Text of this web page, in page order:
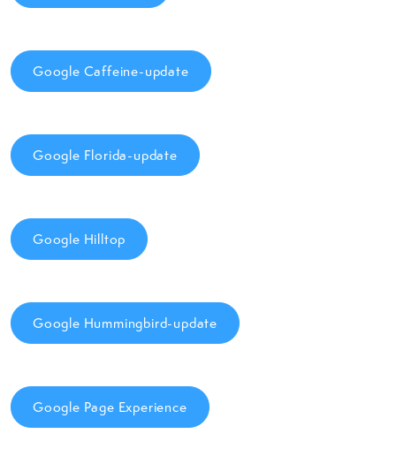
Google Caffeine-update
Google Florida-update
Google Hilltop
Google Hummingbird-update
Google Page Experience